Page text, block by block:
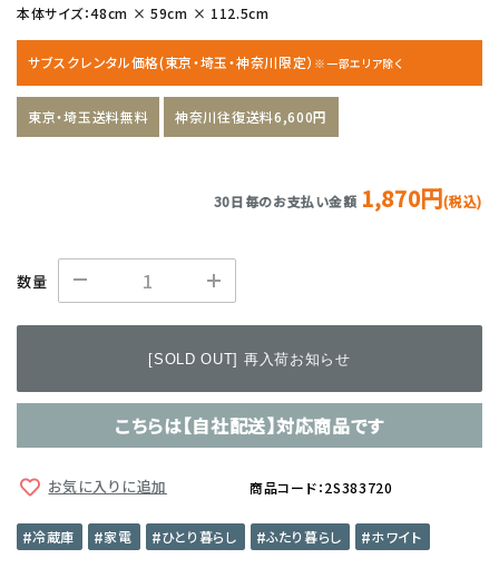
本体サイズ：48cm × 59cm × 112.5cm
サブスクレンタル価格(東京・埼玉・神奈川限定） ※一部エリア除く
東京・埼玉送料無料 神奈川往復送料6,600円
30日毎のお支払い金額 1,870円(税込)
数量
[SOLD OUT] 再入荷お知らせ
こちらは【自社配送】対応商品です
お気に入りに追加 商品コード：2S383720
冷蔵庫 家電 ひとり暮らし ふたり暮らし ホワイト